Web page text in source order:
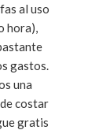
al uso
hora),
gastos.
una
costar
gratis